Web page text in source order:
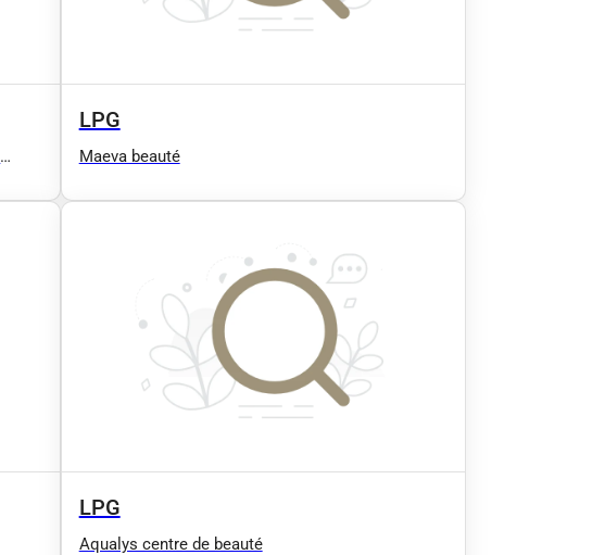
LPG
Maeva beauté
LPG
Aqualys centre de beauté